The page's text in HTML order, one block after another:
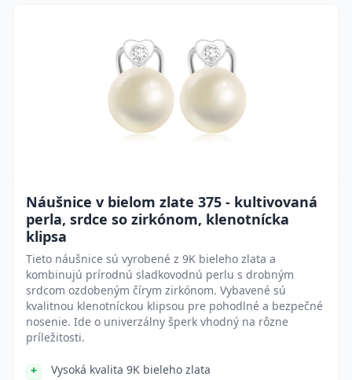
Náušnice v bielom zlate 375 - kultivovaná
perla, srdce so zirkónom, klenotnícka
klipsa
Tieto náušnice sú vyrobené z 9K bieleho zlata a
kombinujú prírodnú sladkovodnú perlu s drobným
srdcom ozdobeným čírym zirkónom. Vybavené sú
kvalitnou klenotníckou klipsou pre pohodlné a bezpečné
nosenie. Ide o univerzálny šperk vhodný na rôzne
príležitosti.
Vysoká kvalita 9K bieleho zlata